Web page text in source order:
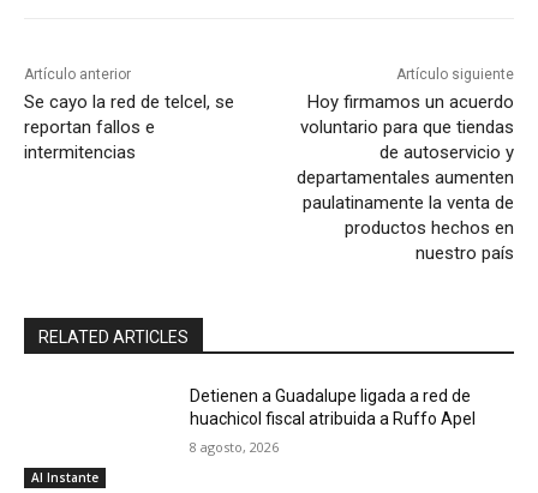
Artículo anterior
Se cayo la red de telcel, se
reportan fallos e
intermitencias
Artículo siguiente
Hoy firmamos un acuerdo
voluntario para que tiendas
de autoservicio y
departamentales aumenten
paulatinamente la venta de
productos hechos en
nuestro país
RELATED ARTICLES
Al Instante
Detienen a Guadalupe ligada a red de
huachicol fiscal atribuida a Ruffo Apel
8 agosto, 2026